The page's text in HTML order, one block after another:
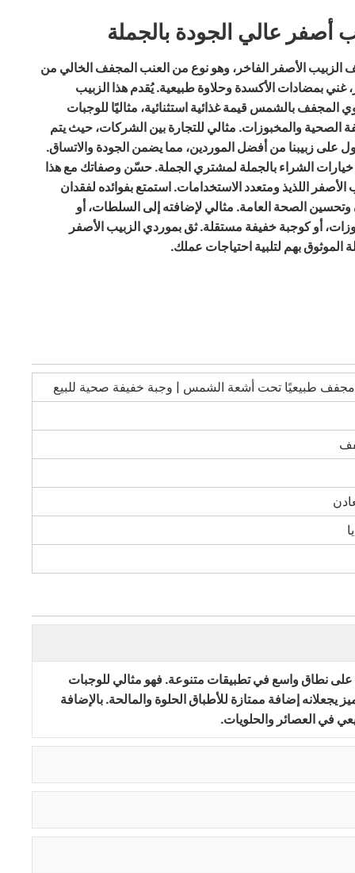
أصفر عالي الجودة بالجملة
الزبيب الأصفر الفاخر، وهو نوع من العنب المجفف الخالي من
غني بمضادات الأكسدة وحلاوة طبيعية. يُقدم هذا الزبيب
المجفف بالشمس قيمة غذائية استثنائية، مثاليًا للوجبات
الصحية والمخبوزات. مثالي للتجارة بين الشركات، حيث يتم
على زبيبنا من أفضل الموردين، مما يضمن الجودة والاتساق.
خيارات الشراء بالجملة لمشتري الجملة. حسّن وصفاتك مع هذا
الأصفر اللذيذ ومتعدد الاستخدامات. استمتع بفوائده لفقدان
وتحسين الصحة العامة. مثالي لإضافته إلى السلطات، أو
أو كوجبة خفيفة مستقلة. ثق بموردي الزبيب الأصفر
الموثوق بهم لتلبية احتياجات عملك.
طبيعيًا تحت أشعة الشمس | وجبة خفيفة صحية للبيع
نطاق واسع في تطبيقات متنوعة. فهو مثالي للوجبات
يجعلانه إضافة ممتازة للأطباق الحلوة والمالحة. بالإضافة
في العصائر والحلويات.